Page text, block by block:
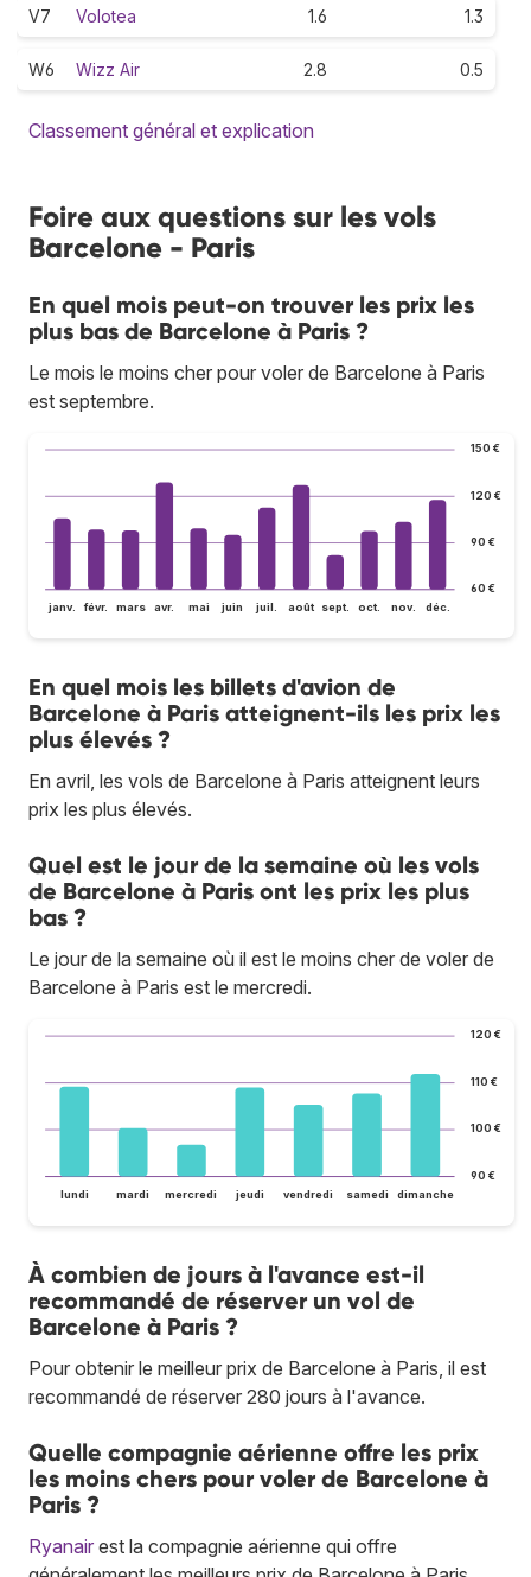
V7 Volotea 1.6 1.3
W6 Wizz Air 2.8 0.5
Classement général et explication
Foire aux questions sur les vols
Barcelone - Paris
En quel mois peut-on trouver les prix les
plus bas de Barcelone à Paris ?
Le mois le moins cher pour voler de Barcelone à Paris
est septembre.
60 €
90 €
120 €
150 €
janv. févr. mars avr. mai juin juil. août sept. oct. nov. déc.
En quel mois les billets d'avion de
Barcelone à Paris atteignent-ils les prix les
plus élevés ?
En avril, les vols de Barcelone à Paris atteignent leurs
prix les plus élevés.
Quel est le jour de la semaine où les vols
de Barcelone à Paris ont les prix les plus
bas ?
Le jour de la semaine où il est le moins cher de voler de
Barcelone à Paris est le mercredi.
90 €
100 €
110 €
120 €
lundi mardi mercredi jeudi vendredi samedi dimanche
À combien de jours à l'avance est-il
recommandé de réserver un vol de
Barcelone à Paris ?
Pour obtenir le meilleur prix de Barcelone à Paris, il est
recommandé de réserver 280 jours à l'avance.
Quelle compagnie aérienne offre les prix
les moins chers pour voler de Barcelone à
Paris ?
Ryanair est la compagnie aérienne qui offre